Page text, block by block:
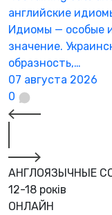
английские
Идиомы — особые
значение.
образность,…
07 августа 2026
0
АНГЛОЯЗЫЧНЫЕ
12-18 років
ОНЛАЙН